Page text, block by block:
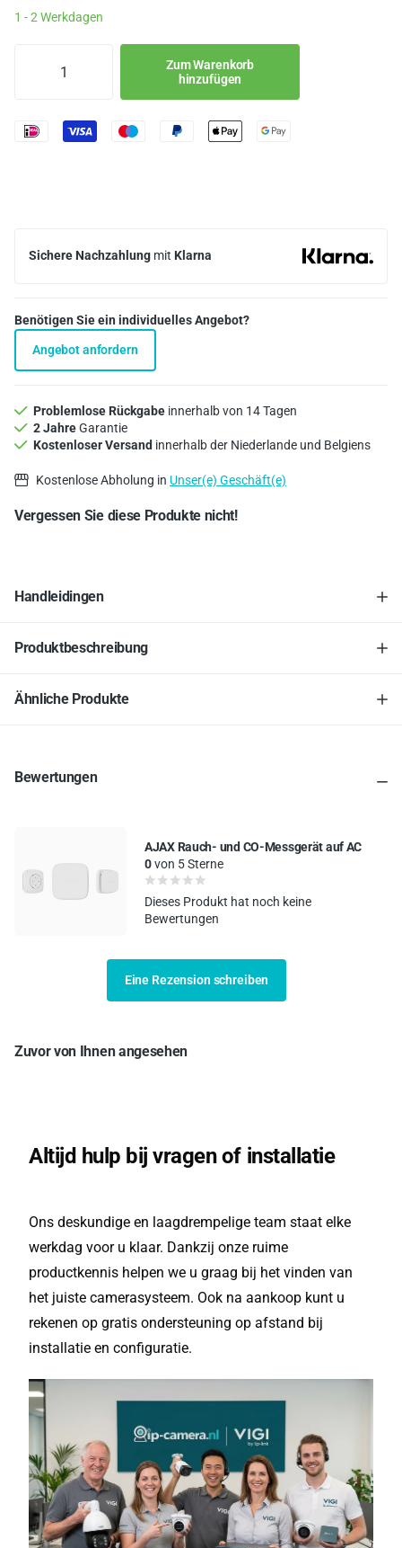
1 - 2 Werkdagen
Zum Warenkorb
hinzufügen
Sichere Nachzahlung mit Klarna
Benötigen Sie ein individuelles Angebot?
Angebot anfordern
Problemlose Rückgabe innerhalb von 14 Tagen
2 JahreGarantie
Kostenloser Versand innerhalb der Niederlande und Belgiens
Kostenlose Abholung in Unser(e) Geschäft(e)
Vergessen Sie diese Produkte nicht!
Handleidingen
Produktbeschreibung
Ähnliche Produkte
Bewertungen
AJAX Rauch- und CO-Messgerät auf AC
0von 5 Sterne
Dieses Produkt hat noch keine
Bewertungen
Eine Rezension schreiben
Zuvor von Ihnen angesehen
Altijd hulp bij vragen of installatie
Ons deskundige en laagdrempelige team staat elke
werkdag voor u klaar. Dankzij onze ruime
productkennis helpen we u graag bij het vinden van
het juiste camerasysteem. Ook na aankoop kunt u
rekenen op gratis ondersteuning op afstand bij
installatie en configuratie.